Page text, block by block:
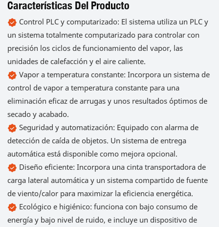
Características Del Producto
Control PLC y computarizado: El sistema utiliza un PLC y
un sistema totalmente computarizado para controlar con
precisión los ciclos de funcionamiento del vapor, las
unidades de calefacción y el aire caliente.
Vapor a temperatura constante: Incorpora un sistema de
control de vapor a temperatura constante para una
eliminación eficaz de arrugas y unos resultados óptimos de
secado y acabado.
Seguridad y automatización: Equipado con alarma de
detección de caída de objetos. Un sistema de entrega
automática está disponible como mejora opcional.
Diseño eficiente: Incorpora una cinta transportadora de
carga lateral automática y un sistema compartido de fuente
de viento/calor para maximizar la eficiencia energética.
Ecológico e higiénico: funciona con bajo consumo de
energía y bajo nivel de ruido, e incluye un dispositivo de